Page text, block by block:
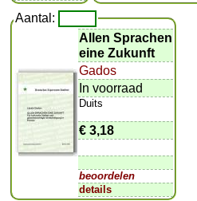
Aantal:
Allen Sprachen
eine Zukunft
Gados
In voorraad
Duits
€ 3,18
beoordelen
details